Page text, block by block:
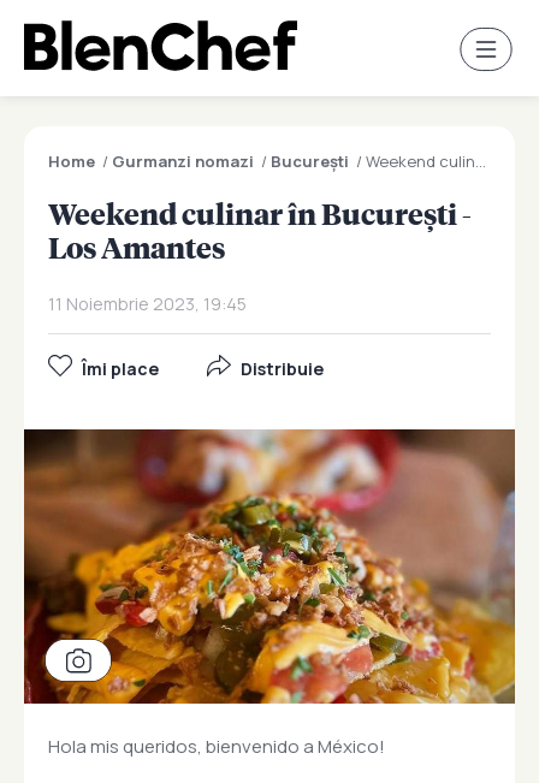
Home / Gurmanzi nomazi / București / Weekend culinar în București - Los Amantes
Weekend culinar în București -
Los Amantes
11 Noiembrie 2023, 19:45
Îmi place Distribuie
Hola mis queridos, bienvenido a México!